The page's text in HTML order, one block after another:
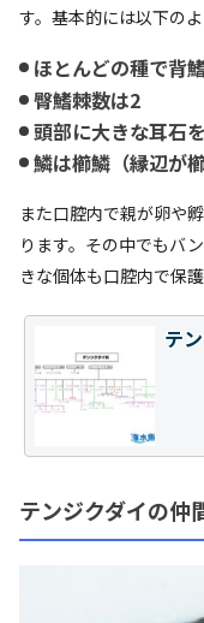
す。基本的には以下の
ほとんどの種で背
臀鰭棘数は2
頭部に大きな耳石
鱗は櫛鱗（縁辺が
また口腔内で親が卵や
ります。その中でもバ
きな個体も口腔内で保
テ
テンジクダイの仲